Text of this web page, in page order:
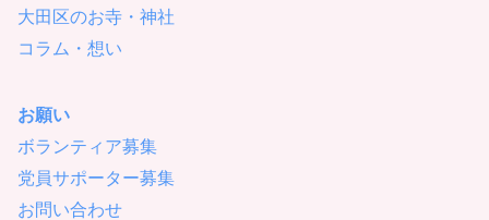
大田区のお寺・神社
コラム・想い
お願い
ボランティア募集
党員サポーター募集
お問い合わせ